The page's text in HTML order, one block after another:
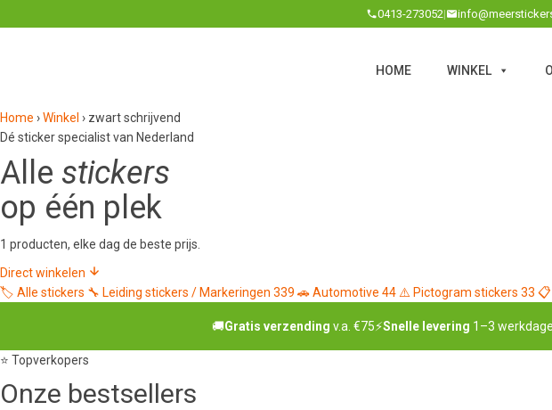
0413-273052|
HOME WINKEL
Home ›Winkel › zwart schrijvend
Dé sticker specialist van Nederland
Alle stickers
op één plek
1 producten, elke dag de beste prijs.
Direct winkelen
🏷️ Alle stickers 🔧 Leiding stickers / Markeringen 339 🚗Automotive 44 ⚠️ Pictogram stickers 33 📋
🚚Gratis verzending v.a. €75⚡Snelle levering 1–3
⭐ Topverkopers
Onze bestsellers